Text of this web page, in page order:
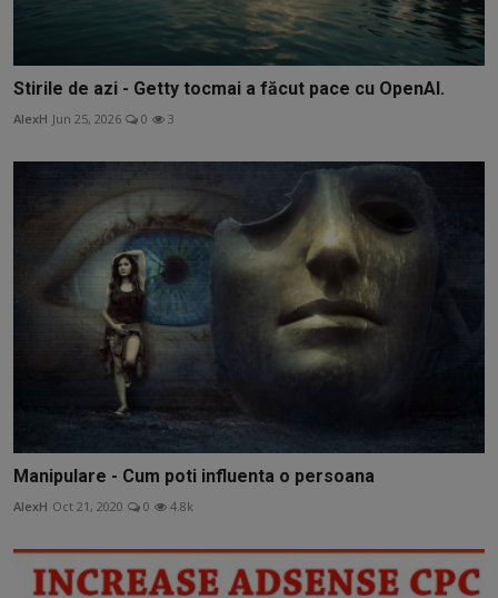
Stirile de azi - Getty tocmai a făcut pace cu OpenAI.
AlexH Jun 25, 2026 0 3
Manipulare - Cum poti influenta o persoana
AlexH Oct 21, 2020 0 4.8k